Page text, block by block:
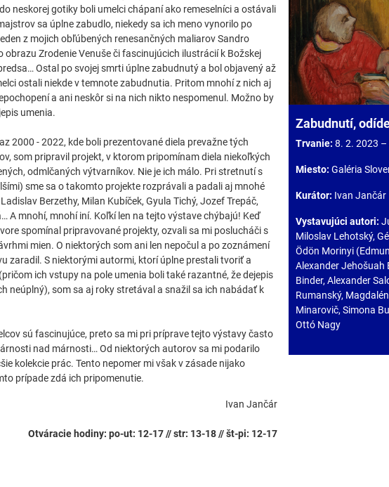
neskorej gotiky boli umelci chápaní ako remeselníci a ostávali
sa úplne zabudlo, niekedy sa ich meno vynorilo po
z mojich obľúbených renesančných maliarov Sandro
Zrodenie Venuše či fascinujúcich ilustrácií k Božskej
Ostal po svojej smrti úplne zabudnutý a bol objavený až
ostali niekde v temnote zabudnutia. Pritom mnohí z nich aj
a ani neskôr si na nich nikto nespomenul. Možno by
umenia.
2000 - 2022, kde boli prezentované diela prevažne tých
som pripravil projekt, v ktorom pripomínam diela niekoľkých
odmlčaných výtvarníkov. Nie je ich málo. Pri stretnutí s
sme sa o takomto projekte rozprávali a padali aj mnohé
Berzethy, Milan Kubíček, Gyula Tichý, Jozef Trepáč,
A mnohí, mnohí iní. Koľkí len na tejto výstave chýbajú! Keď
spomínal pripravované projekty, ozvali sa mi poslucháči s
mien. O niektorých som ani len nepočul a po zoznámení
zaradil. S niektorými autormi, ktorí úplne prestali tvoriť a
ich vstupy na pole umenia boli také razantné, že dejepis
neúplný), som sa aj roky stretával a snažil sa ich nabádať k
sú fascinujúce, preto sa mi pri príprave tejto výstavy často
nad márnosti… Od niektorých autorov sa mi podarilo
kolekcie prác. Tento nepomer mi však v zásade nijako
prípade zdá ich pripomenutie.
Ivan Jančár
Otváracie hodiny: po-ut: 12-17 // str: 13-18 // št-pi: 12-17
Zabudnutí,
Trvanie: 8. 2. 2023 –
Miesto: Galéria
Kurátor: Ivan Jančár
Vystavujúci autori:
Miloslav Lehotský,
Ödön Morinyi
Alexander Jehošuah
Binder, Alexander
Rumanský,
Minarovič, Simona
Ottó Nagy